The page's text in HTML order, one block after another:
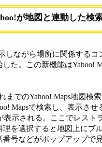
が地図と連動した検
ながら場所に関係するコ
た。この新機能はYahoo!
までのYahoo! Maps地図検
Mapsで検索し、表示さ
表示される。ここでレス
を選択すると地図上にブ
号などがポップアップで見